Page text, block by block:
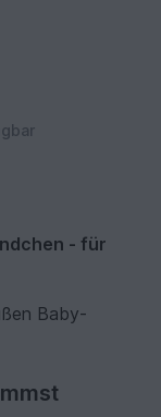
- für
Baby-